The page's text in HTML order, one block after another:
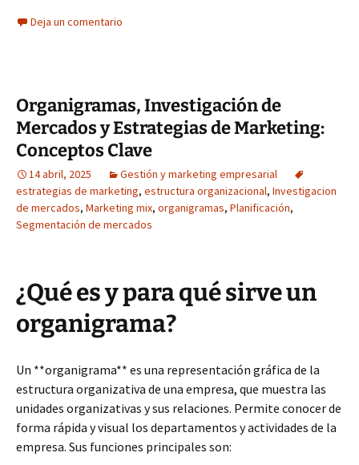
Deja un comentario
Organigramas, Investigación de
Mercados y Estrategias de Marketing:
Conceptos Clave
14 abril, 2025
Gestión y marketing empresarial
estrategias de marketing, estructura organizacional, Investigacion
de mercados, Marketing mix, organigramas, Planificación,
Segmentación de mercados
¿Qué es y para qué sirve un
organigrama?
Un **organigrama** es una representación gráfica de la
estructura organizativa de una empresa, que muestra las
unidades organizativas y sus relaciones. Permite conocer de
forma rápida y visual los departamentos y actividades de la
empresa. Sus funciones principales son: